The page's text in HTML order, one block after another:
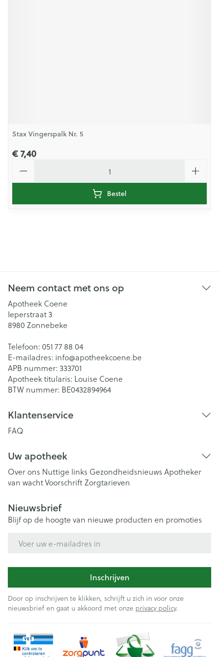
Stax Vingerspalk Nr. 5
€ 7,40
Bestel
Neem contact met ons op
Apotheek Coene
Ieperstraat 3
8980 Zonnebeke
Telefoon: 051 77 88 04
E-mailadres: info@apotheekcoene.be
APB nummer: 333701
Apotheek titularis: Louise Coene
BTW nummer: BE0432894964
Klantenservice
FAQ
Uw apotheek
Over ons Nuttige links Gezondheidsnieuws Apotheker
van wachtVoorschriftZorgtarieven
Nieuwsbrief
Blijf op de hoogte van nieuwe producten en promoties
Inschrijven
Door op inschrijven te klikken, schrijft u zich in voor onze
nieuwsbrief en gaat u akkoord met onze privacy policy.